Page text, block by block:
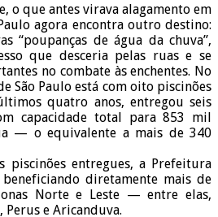
o que antes virava alagamento em
agora encontra outro destino:
“poupanças de água da chuva”,
que desceria pelas ruas e se
no combate às enchentes. No
São Paulo está com oito piscinões
quatro anos, entregou seis
capacidade total para 853 mil
— o equivalente a mais de 340
piscinões entregues, a Prefeitura
diretamente mais de
Norte e Leste — entre elas,
e Aricanduva.